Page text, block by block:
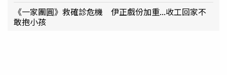
《一家團圓》救確診危機 伊正戲份加重...收工回家不
敢抱小孩